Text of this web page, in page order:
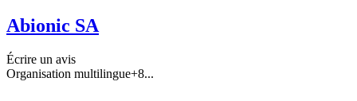
Abionic SA
Écrire un avis
Organisation multilingue+8...